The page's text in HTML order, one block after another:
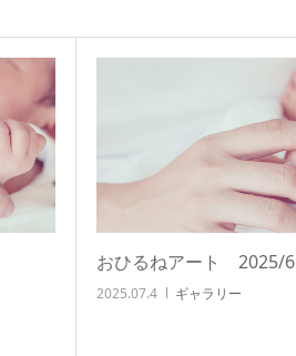
おひるねアート 2025/6
2025.07.4 ギャラリー